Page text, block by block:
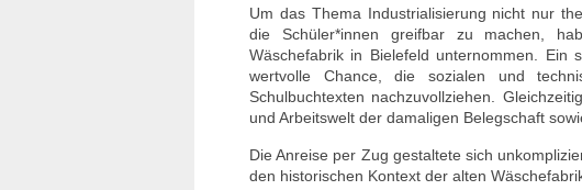
Um das Thema Industrialisierung nicht nur
die Schüler*innen greifbar zu machen,
Wäschefabrik in Bielefeld unternommen. Ein
wertvolle Chance, die sozialen und
Schulbuchtexten nachzuvollziehen.
und Arbeitswelt der damaligen Belegschaft
Die Anreise per Zug gestaltete sich
den historischen Kontext der alten